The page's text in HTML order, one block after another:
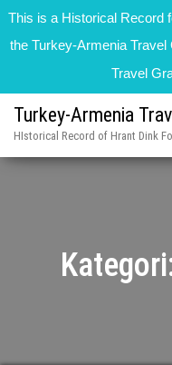
This is a Historical Record
the Turkey-Armenia
Travel
Turkey-Armenia
HIstorical Record of Hrant Dink